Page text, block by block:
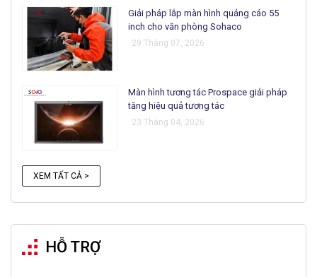
Giải pháp lắp màn hình quảng cáo 55
inch cho văn phòng Sohaco
29 Tháng 07, 2026
Màn hình tương tác Prospace giải pháp
tăng hiệu quả tương tác
23 Tháng 04, 2026
XEM TẤT CẢ >
HỖ TRỢ